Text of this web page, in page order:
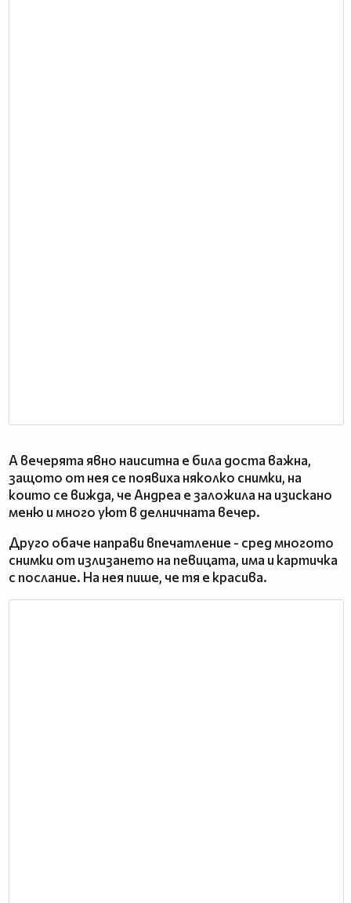
А вечерята явно наиситна е била доста важна,
защото от нея се появиха няколко снимки, на
които се вижда, че Андреа е заложила на изискано
меню и много уют в делничната вечер.
Друго обаче направи впечатление - сред многото
снимки от излизането на певицата, има и картичка
с послание. На нея пише, че тя е красива.